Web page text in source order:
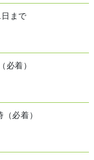
まで
必着）
必着）